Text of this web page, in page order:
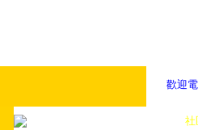
歡迎
社